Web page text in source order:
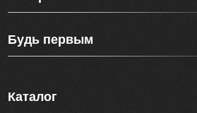
Будь первым
Каталог